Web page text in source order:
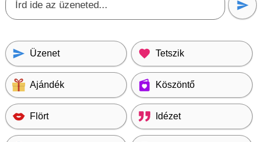
Üzenet Tetszik
Ajándék Köszöntő
Flört Idézet